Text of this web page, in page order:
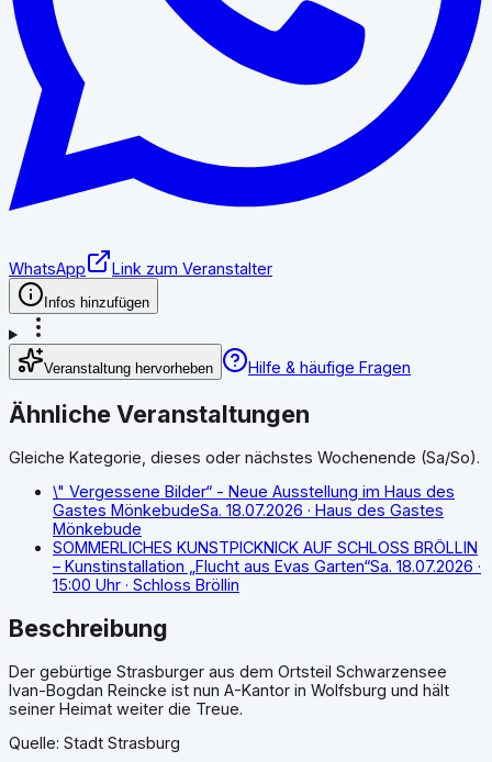
WhatsApp Link zum Veranstalter
Infos hinzufügen
Veranstaltung hervorheben Hilfe & häufige Fragen
Ähnliche Veranstaltungen
Gleiche Kategorie, dieses oder nächstes Wochenende (Sa/So).
\" Vergessene Bilder“ - Neue Ausstellung im Haus des
Gastes MönkebudeSa. 18.07.2026 · Haus des Gastes
Mönkebude
SOMMERLICHES KUNSTPICKNICK AUF SCHLOSS BRÖLLIN
– Kunstinstallation „Flucht aus Evas Garten“Sa. 18.07.2026 ·
15:00 Uhr · Schloss Bröllin
Beschreibung
Der gebürtige Strasburger aus dem Ortsteil Schwarzensee
Ivan-Bogdan Reincke ist nun A-Kantor in Wolfsburg und hält
seiner Heimat weiter die Treue.
Quelle: Stadt Strasburg